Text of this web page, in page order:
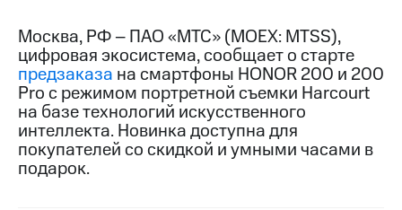
Медиа-центр
Пресс-
релизы
МТС
о технологиях
Достижения
Москва, РФ – ПАО «МТС» (MOEX: MTSS),
цифровая экосистема, сообщает о старте
предзаказа на смартфоны HONOR 200 и 200
Pro с режимом портретной съемки Harcourt
на базе технологий искусственного
интеллекта. Новинка доступна для
покупателей со скидкой и умными часами в
подарок.